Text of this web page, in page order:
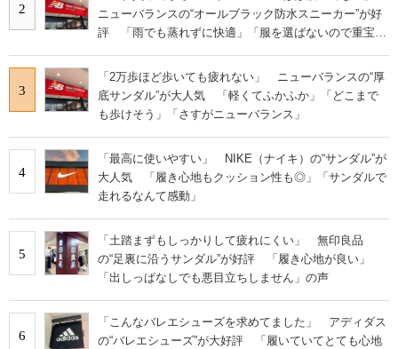
2
ニューバランスの“オールブラック防水スニーカー”が好
評 「雨でも蒸れずに快適」「服を選ばないので重宝」
3
「2万歩ほど歩いても疲れない」 ニューバランスの“厚
底サンダル”が大人気 「軽くてふかふか」「どこまで
も歩けそう」「さすがニューバランス」
4
「最高に使いやすい」 NIKE（ナイキ）の“サンダル”が
大人気 「履き心地もクッション性も◎」「サンダルで
走れるなんて感動」
5
「土踏まずもしっかりして疲れにくい」 無印良品
の“足裏に沿うサンダル”が好評 「履き心地が良い」
「出しっぱなしでも悪目立ちしません」の声
6
「こんなバレエシューズを求めてました」 アディダス
の“バレエシューズ”が大好評 「履いていてとても心地